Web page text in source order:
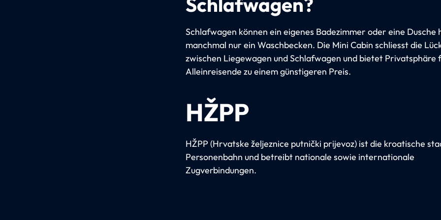
Schlafwagen können ein eigenes Badezimmer oder eine Dusche
manchmal nur ein Waschbecken. Die Mini Cabin schliesst die
zwischen Liegewagen und Schlafwagen und bietet Privatsphäre
Alleinreisende zu einem günstigeren Preis.
HŽPP
HŽPP (Hrvatske željeznice putnički prijevoz) ist die kroatische
Personenbahn und betreibt nationale sowie internationale
Zugverbindungen.